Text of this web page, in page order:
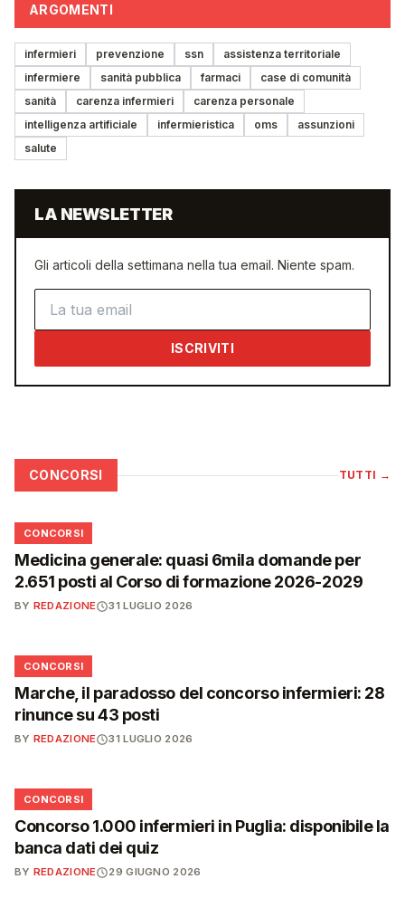
ARGOMENTI
infermieri prevenzione ssn
assistenza territoriale
infermiere
sanità pubblica farmaci
case di comunità
sanità
carenza infermieri
carenza personale
intelligenza artificiale
infermieristica oms
assunzioni
salute
LA NEWSLETTER
Gli articoli della settimana nella tua email. Niente spam.
ISCRIVITI
CONCORSI TUTTI →
📋
CONCORSI
Medicina generale: quasi 6mila domande per
2.651 posti al Corso di formazione 2026-2029
BY REDAZIONE 31 LUGLIO 2026
📋
CONCORSI
Marche, il paradosso del concorso infermieri: 28
rinunce su 43 posti
BY REDAZIONE 31 LUGLIO 2026
📋
CONCORSI
Concorso 1.000 infermieri in Puglia: disponibile la
banca dati dei quiz
BY REDAZIONE 29 GIUGNO 2026